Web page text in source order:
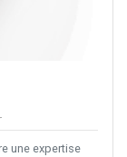
une expertise